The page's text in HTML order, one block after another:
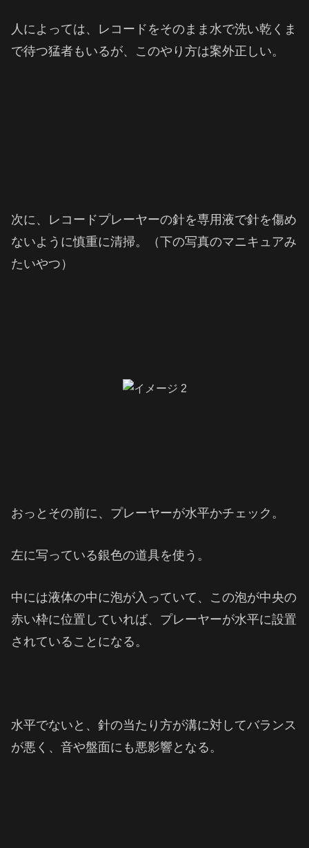
人によっては、レコードをそのまま水で洗い乾くま
で待つ猛者もいるが、このやり方は案外正しい。
次に、レコードプレーヤーの針を専用液で針を傷め
ないように慎重に清掃。（下の写真のマニキュアみ
たいやつ）
おっとその前に、プレーヤーが水平かチェック。
左に写っている銀色の道具を使う。
中には液体の中に泡が入っていて、この泡が中央の
赤い枠に位置していれば、プレーヤーが水平に設置
されていることになる。
水平でないと、針の当たり方が溝に対してバランス
が悪く、音や盤面にも悪影響となる。